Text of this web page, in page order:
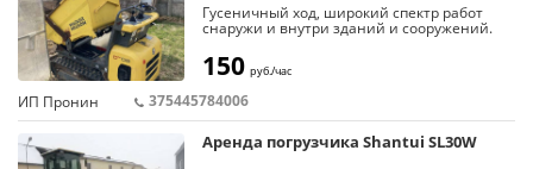
Гусеничный ход, широкий спектр работ
снаружи и внутри зданий и сооружений.
Предназначен для погрузки, развозки,
выгрузки сыпучих материалов.
Грузоподъемность: 800 кг.
Масса: 560 кг.
Скорость движения: 2/4 км/ч.
150 руб./час
ИП Пронин 375445784006
Аренда погрузчика Shantui SL30W